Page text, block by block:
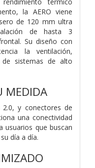
la AERO viene
de 120 mm ultra
de hasta 3
Su diseño con
la ventilación,
de sistemas de alto
MEDIDA
y conectores de
una conectividad
usuarios que buscan
día a día.